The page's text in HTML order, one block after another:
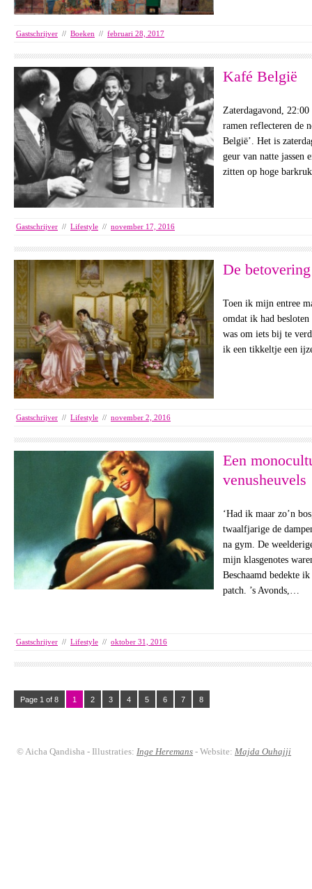
Gastschrijver // Boeken // februari 28, 2017
Kafé België
Zaterdagavond,
ramen reflecteren de
België’. Het is
geur van natte jassen
zitten op hoge
Gastschrijver // Lifestyle // november 17, 2016
De
Toen ik mijn entree
omdat ik had
was om iets bij te
ik een tikkeltje een
Gastschrijver // Lifestyle // november 2, 2016
Een
venusheuvels
‘Had ik maar zo’n
twaalfjarige de
na gym. De
mijn klasgenotes
Beschaamd bedekte
patch. ’s Avonds,…
Gastschrijver // Lifestyle // oktober 31, 2016
Page 1 of 8 1 2 3 4 5 6 7 8
© Aicha Qandisha - Illustraties:Inge Heremans - Website:Majda Ouhajji